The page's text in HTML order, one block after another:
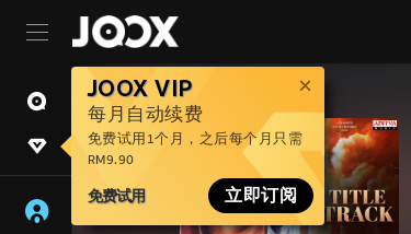
JOOX VIP
每月自动续费
免费试用1个月，之后每个月只需
RM9.90
免费试用 立即订阅